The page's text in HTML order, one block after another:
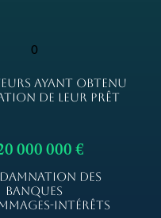
0
AYANT OBTENU
DE LEUR PRÊT
000 000€
DES
BANQUES
INTÉRÊTS